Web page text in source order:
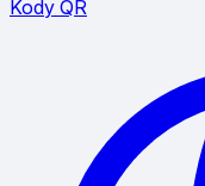
Kody QR